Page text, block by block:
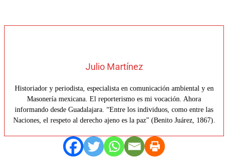
Julio Martínez
Historiador y periodista, especialista en comunicación ambiental y en
Masonería mexicana. El reporterismo es mi vocación. Ahora
informando desde Guadalajara. “Entre los individuos, como entre las
Naciones, el respeto al derecho ajeno es la paz” (Benito Juárez, 1867).